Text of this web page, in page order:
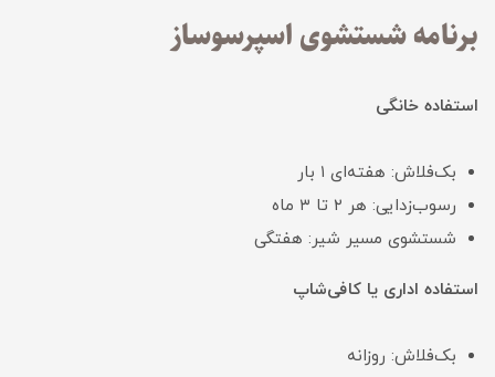
برنامه شستشوی اسپرسوساز
استفاده خانگی
بک‌فلاش: هفته‌ای ۱ بار
رسوب‌زدایی: هر ۲ تا ۳ ماه
شستشوی مسیر شیر: هفتگی
استفاده اداری یا کافی‌شاپ
بک‌فلاش: روزانه